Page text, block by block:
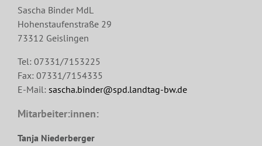
Sascha Binder MdL
Hohenstaufenstraße 29
73312 Geislingen
Tel: 07331/7153225
Fax: 07331/7154335
E-Mail: sascha.binder@spd.landtag-bw.de
Mitarbeiter:innen:
Tanja Niederberger